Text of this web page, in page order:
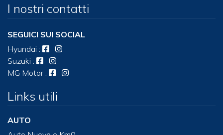
I nostri contatti
SEGUICI SUI SOCIAL
Hyundai :
Suzuki :
MG Motor :
Links utili
AUTO